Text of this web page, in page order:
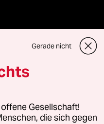
GmbH
Fragen oder für Genehmigungen
Gerade nicht
Gesellschaft!
die sich gegen